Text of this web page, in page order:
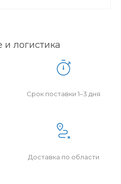
и логистика
Срок поставки 1–3 дня
Доставка по области